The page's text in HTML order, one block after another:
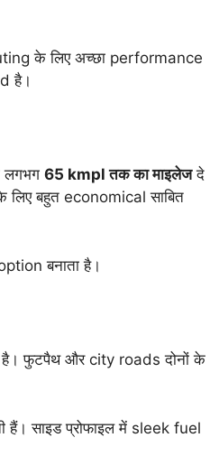
के लिए अच्छा performance
है।
लगभग 65 kmpl तक का माइलेजदे
बहुत economical साबित
बनाता है।
फुटपैथ और city roads दोनों के
साइड प्रोफाइल में sleek fuel